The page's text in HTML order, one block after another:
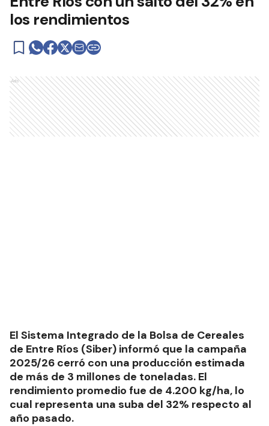
los rendimientos
Ads
El Sistema Integrado de la Bolsa de Cereales
de Entre Ríos (Siber) informó que la campaña
2025/26 cerró con una producción estimada
de más de 3 millones de toneladas. El
rendimiento promedio fue de 4.200 kg/ha, lo
cual representa una suba del 32% respecto al
año pasado.